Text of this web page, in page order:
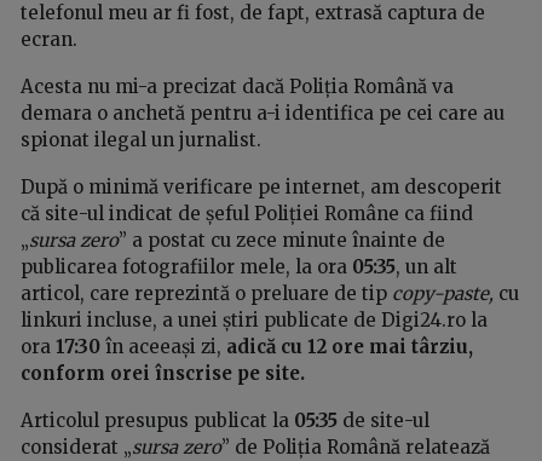
telefonul meu ar fi fost, de fapt, extrasă captura de
ecran.
Acesta nu mi-a precizat dacă Poliția Română va
demara o anchetă pentru a-i identifica pe cei care au
spionat ilegal un jurnalist.
După o minimă verificare pe internet, am descoperit
că site-ul indicat de șeful Poliției Române ca fiind
„sursa zero” a postat cu zece minute înainte de
publicarea fotografiilor mele, la ora 05:35, un alt
articol, care reprezintă o preluare de tip copy-paste, cu
linkuri incluse, a unei știri publicate de Digi24.ro la
ora 17:30 în aceeași zi, adică cu 12 ore mai târziu,
conform orei înscrise pe site.
Articolul presupus publicat la 05:35 de site-ul
considerat „sursa zero” de Poliția Română relatează